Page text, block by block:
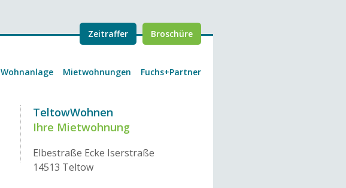
Wohnanlage Mietwohnungen Fuchs+Partner
Zeitraffer Broschüre
TeltowWohnen
Ihre Mietwohnung
Elbestraße Ecke Iserstraße
14513 Teltow